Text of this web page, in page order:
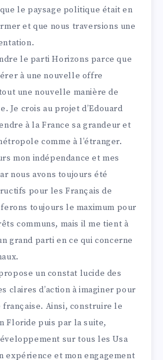
le paysage politique était en
et que nous traversions une
le parti Horizons parce que
à une nouvelle offre
une nouvelle manière de
Je crois au projet d’Edouard
à la France sa grandeur et
comme à l’étranger.
mon indépendance et mes
nous avons toujours été
pour les Français de
toujours le maximum pour
communs, mais il me tient à
grand parti en ce qui concerne
un constat lucide des
claires d’action à imaginer pour
Ainsi, construire le
Floride puis par la suite,
sur tous les Usa
expérience et mon engagement